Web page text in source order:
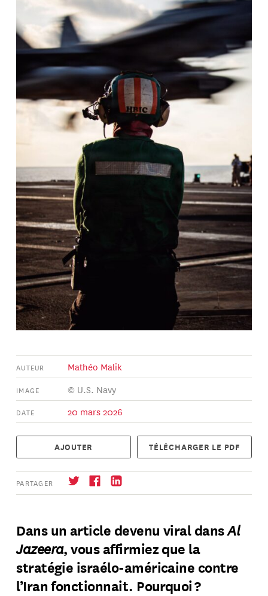
AUTEUR Mathéo Malik
IMAGE © U.S. Navy
DATE 20 mars 2026
AJOUTER TÉLÉCHARGER LE PDF
PARTAGER
→ S'abonner
Dans un article devenu viral dansAl
Jazeera, vous affirmiez que la
stratégie israélo-américaine contre
l’Iran fonctionnait. Pourquoi ?